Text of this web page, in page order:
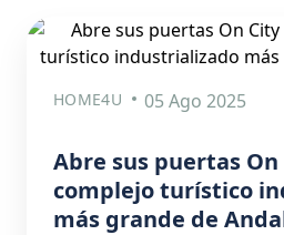
HOME4U 05 Ago 2025
Abre sus puertas
complejo turístico
más grande de